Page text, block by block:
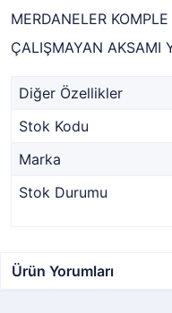
MERDANELER
ÇALIŞMAYAN AKSAMI
Diğer Özellikler
Stok Kodu
Marka
Stok Durumu
Ürün Yorumları